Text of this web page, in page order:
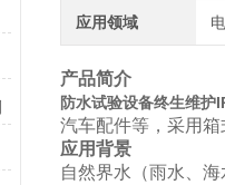
应用领域
产品简介
防水试验设备终生维护
汽车配件等，采用
应用背景
自然界水（雨水、